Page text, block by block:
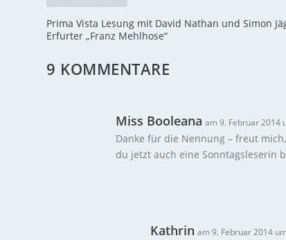
Prima Vista Lesung mit David Nathan und Simon
Erfurter „Franz Mehlhose“
9 KOMMENTARE
Miss Booleana am 9. Februar 2014
Danke für die Nennung – freut
du jetzt auch eine Sonntagsleserin
Kathrin am 9. Februar 2014